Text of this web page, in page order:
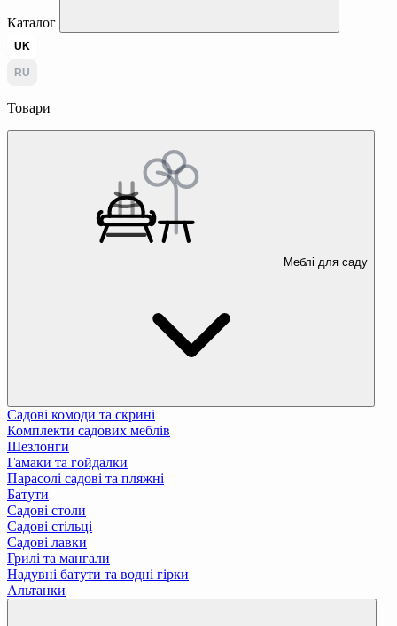
Каталог
UK
RU
Товари
Меблі для саду
Садові комоди та скрині
Комплекти садових меблів
Шезлонги
Гамаки та гойдалки
Парасолі садові та пляжні
Батути
Садові столи
Садові стільці
Садові лавки
Грилі та мангали
Надувні батути та водні гірки
Альтанки